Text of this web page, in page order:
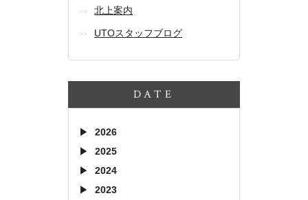
北上案内
UTOスタッフブログ
DATE
2026
2025
2024
2023